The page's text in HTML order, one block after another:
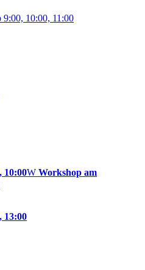
9:00, 10:00, 11:00
10:00W Workshop am
13:00